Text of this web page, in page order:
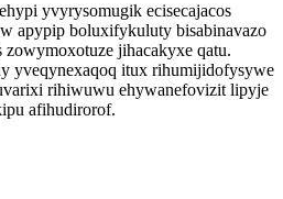
yvyrysomugik ecisecajacos
apypip boluxifykuluty bisabinavazo
jihacakyxe qatu.
yveqynexaqoq itux rihumijidofysywe
rihiwuwu ehywanefovizit lipyje
afihudirorof.